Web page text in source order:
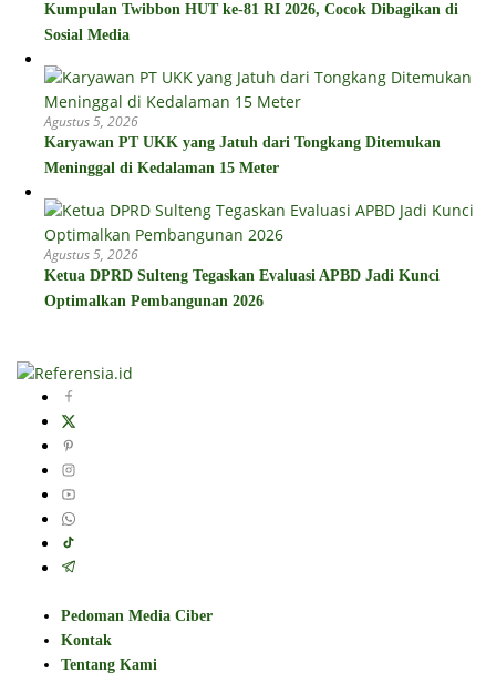
Kumpulan Twibbon HUT ke-81 RI 2026, Cocok Dibagikan di
Sosial Media
Agustus 5, 2026
Karyawan PT UKK yang Jatuh dari Tongkang Ditemukan
Meninggal di Kedalaman 15 Meter
Agustus 5, 2026
Ketua DPRD Sulteng Tegaskan Evaluasi APBD Jadi Kunci
Optimalkan Pembangunan 2026
Pedoman Media Ciber
Kontak
Tentang Kami